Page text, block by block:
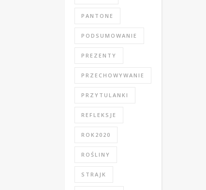
PANTONE
PODSUMOWANIE
PREZENTY
PRZECHOWYWANIE
PRZYTULANKI
REFLEKSJE
ROK2020
ROŚLINY
STRAJK